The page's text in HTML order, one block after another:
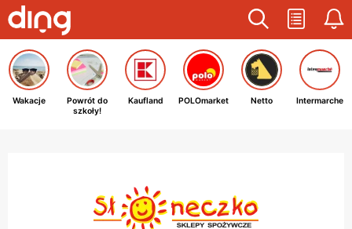
Wakacje
Powrót do
szkoły!
Kaufland POLOmarket Netto Intermarche